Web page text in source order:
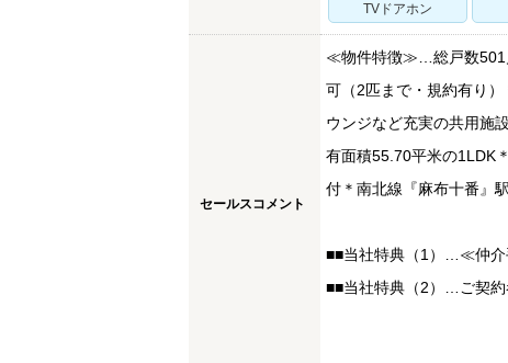
TVドアホン
セールスコメント
≪物件特徴≫…総戸数501
可（2匹まで・規約有り
ウンジなど充実の共用施
有面積55.70平米の1LDK
付＊南北線『麻布十番』
■■当社特典（1）…≪仲介
■■当社特典（2）…ご契